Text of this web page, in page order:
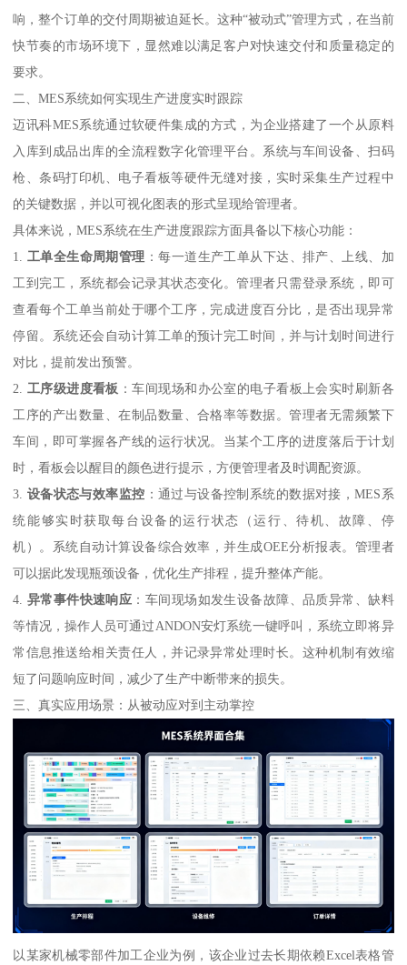
响，整个订单的交付周期被迫延长。这种“被动式”管理方式，在当前
快节奏的市场环境下，显然难以满足客户对快速交付和质量稳定的
要求。
二、MES系统如何实现生产进度实时跟踪
迈讯科MES系统通过软硬件集成的方式，为企业搭建了一个从原料
入库到成品出库的全流程数字化管理平台。系统与车间设备、扫码
枪、条码打印机、电子看板等硬件无缝对接，实时采集生产过程中
的关键数据，并以可视化图表的形式呈现给管理者。
具体来说，MES系统在生产进度跟踪方面具备以下核心功能：
1. 工单全生命周期管理 ：每一道生产工单从下达、排产、上线、加
工到完工，系统都会记录其状态变化。管理者只需登录系统，即可
查看每个工单当前处于哪个工序，完成进度百分比，是否出现异常
停留。系统还会自动计算工单的预计完工时间，并与计划时间进行
对比，提前发出预警。
2. 工序级进度看板 ：车间现场和办公室的电子看板上会实时刷新各
工序的产出数量、在制品数量、合格率等数据。管理者无需频繁下
车间，即可掌握各产线的运行状况。当某个工序的进度落后于计划
时，看板会以醒目的颜色进行提示，方便管理者及时调配资源。
3. 设备状态与效率监控 ：通过与设备控制系统的数据对接，MES系
统能够实时获取每台设备的运行状态（运行、待机、故障、停
机）。系统自动计算设备综合效率，并生成OEE分析报表。管理者
可以据此发现瓶颈设备，优化生产排程，提升整体产能。
4. 异常事件快速响应 ：车间现场如发生设备故障、品质异常、缺料
等情况，操作人员可通过ANDON安灯系统一键呼叫，系统立即将异
常信息推送给相关责任人，并记录异常处理时长。这种机制有效缩
短了问题响应时间，减少了生产中断带来的损失。
三、真实应用场景：从被动应对到主动掌控
以某家机械零部件加工企业为例，该企业过去长期依赖Excel表格管